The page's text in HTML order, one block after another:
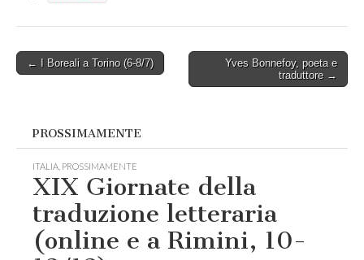
Post
← I Boreali a Torino (6-8/7)
Yves Bonnefoy, poeta e
traduttore →
PROSSIMAMENTE
ITALIA PROSSIMAMENTE
XIX Giornate della
traduzione letteraria
(online e a Rimini, 10-